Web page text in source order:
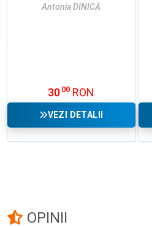
Antonia DINICĂ
30 00 RON
VEZI DETALII
OPINII